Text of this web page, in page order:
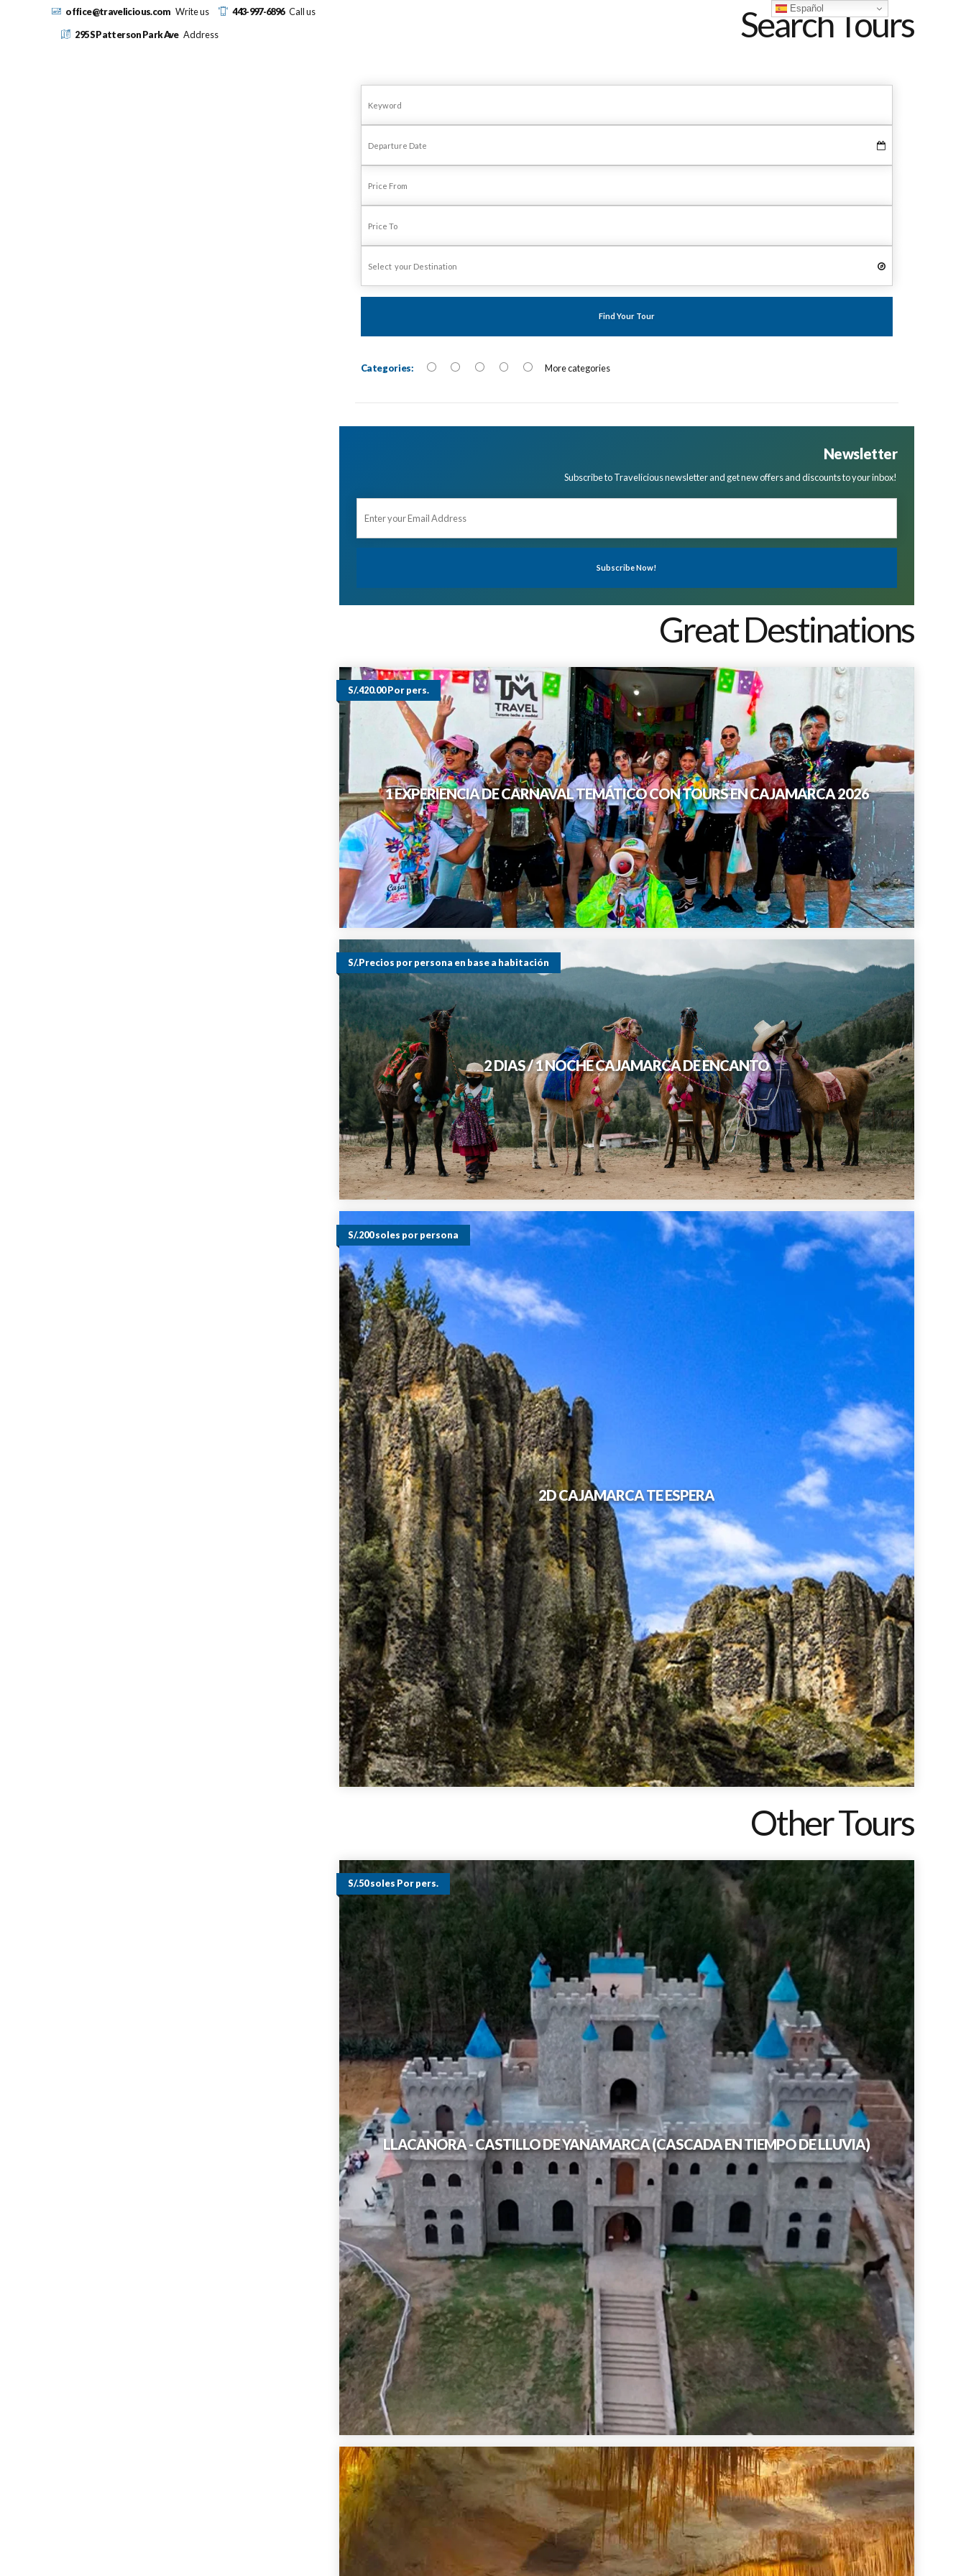
office@travelicious.com Write us 443-997-6896 Call us
295 S Patterson Park Ave Address Search Tours
Find Your Tour
Categories: More categories
Newsletter
Subscribe to Travelicious newsletter and get new offers and discounts to your inbox!
Great Destinations
S/.420.00 Por pers.
1 EXPERIENCIA DE CARNAVAL TEMÁTICO CON TOURS EN CAJAMARCA 2026
S/.Precios por persona en base a habitación
2 DIAS / 1 NOCHE CAJAMARCA DE ENCANTO
S/.200 soles por persona
2D CAJAMARCA TE ESPERA
Other Tours
S/.50 soles Por pers.
LLACANORA - CASTILLO DE YANAMARCA (CASCADA EN TIEMPO DE LLUVIA)
Español